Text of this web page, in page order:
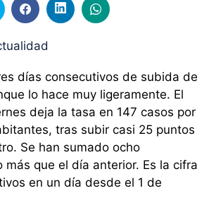
días consecutivos de subida de
lo hace muy ligeramente. El
deja la tasa en 147 casos por
tras subir casi 25 puntos
Se han sumado ocho
más que el día anterior. Es la cifra
en un día desde el 1 de